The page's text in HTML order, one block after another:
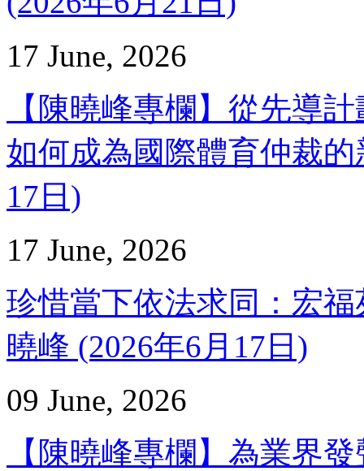
17 June, 2026
【陳曉峰專欄】從先導
如何成為國際體育仲裁
17日)
17 June, 2026
珍惜當下依法求同：宏
曉峰 (2026年6月17日)
09 June, 2026
【陳曉峰專欄】為業界